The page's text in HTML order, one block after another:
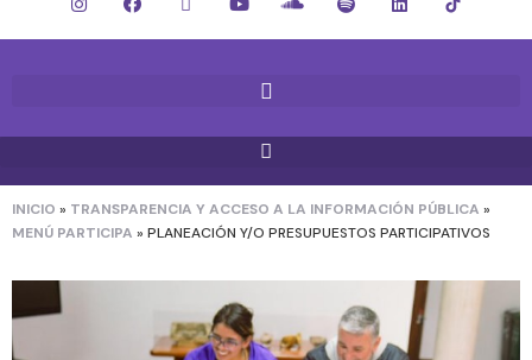
INICIO » TRANSPARENCIA Y ACCESO A LA INFORMACIÓN PÚBLICA »
MENÚ PARTICIPA » PLANEACIÓN Y/O PRESUPUESTOS PARTICIPATIVOS